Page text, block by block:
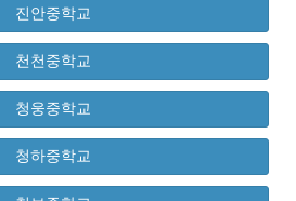
진안중학교
천천중학교
청웅중학교
청하중학교